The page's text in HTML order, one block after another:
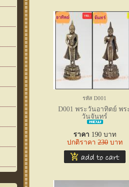
รหัส D001
D001 พระวันอาทิตย์ พร
วันจันทร์
ราคา 190 บาท
ปกติราคา 230 บาท